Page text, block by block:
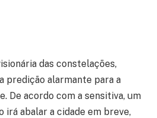
das constelações,
predição alarmante para a
De acordo com a sensitiva, um
abalar a cidade em breve,